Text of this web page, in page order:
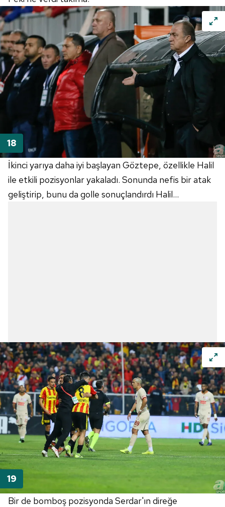
İkinci yarıya daha iyi başlayan Göztepe, özellikle Halil
ile etkili pozisyonlar yakaladı. Sonunda nefis bir atak
geliştirip, bunu da golle sonuçlandırdı Halil...
Bir de bomboş pozisyonda Serdar'ın direğe